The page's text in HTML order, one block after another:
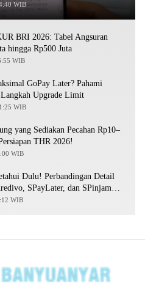
WIB
BRI 2026: Tabel Angsuran
hingga Rp500 Juta
WIB
GoPay Later? Pahami
Langkah Upgrade Limit
WIB
yang Sediakan Pecahan Rp10–
THR 2026!
WIB
Dulu! Perbandingan Detail
SPayLater, dan SPinjam
WIB